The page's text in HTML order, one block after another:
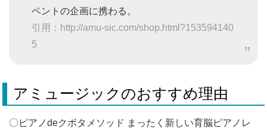
ベントの企画に携わる。
引用：http://amu-sic.com/shop.html?153594140
5
アミュージックのおすすめ理由
〇ピアノdeクボタメソッド まったく新しい育脳ピアノレ